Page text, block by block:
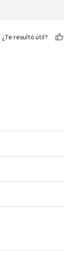
¿Te resultó útil?